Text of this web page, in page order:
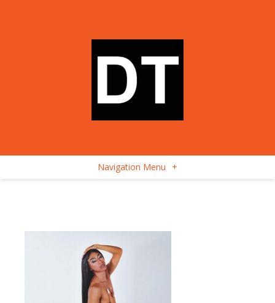
Navigation Menu +